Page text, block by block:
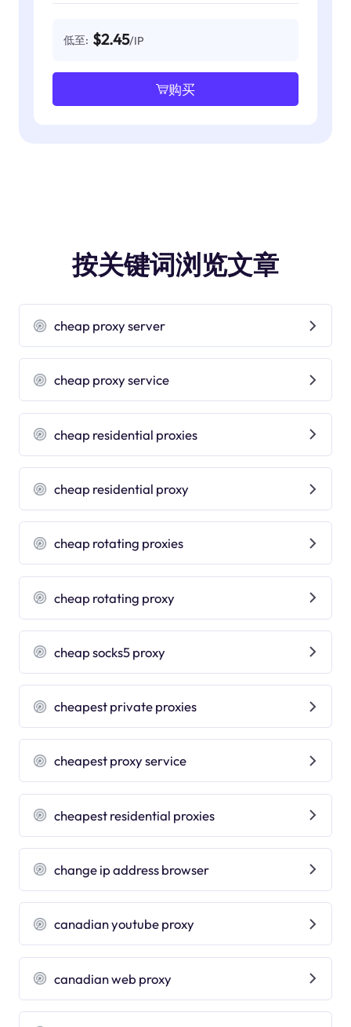
低至: $2.45/IP
购买
按关键词浏览文章
cheap proxy server
cheap proxy service
cheap residential proxies
cheap residential proxy
cheap rotating proxies
cheap rotating proxy
cheap socks5 proxy
cheapest private proxies
cheapest proxy service
cheapest residential proxies
change ip address browser
canadian youtube proxy
canadian web proxy